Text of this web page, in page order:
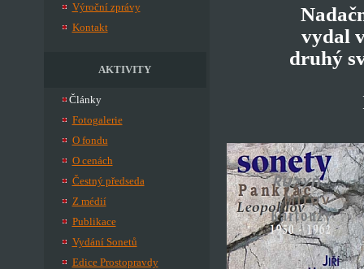
Výroční zprávy
Kontakt
AKTIVITY
Články
Fotogalerie
O fondu
O cenách
Čestný předseda
Z médií
Publikace
Vydání Sonetů
Edice Prostopravdy
vydal
druhý